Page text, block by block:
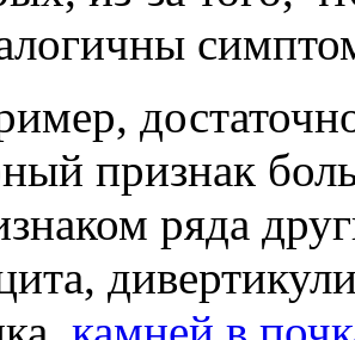
признак
ряда